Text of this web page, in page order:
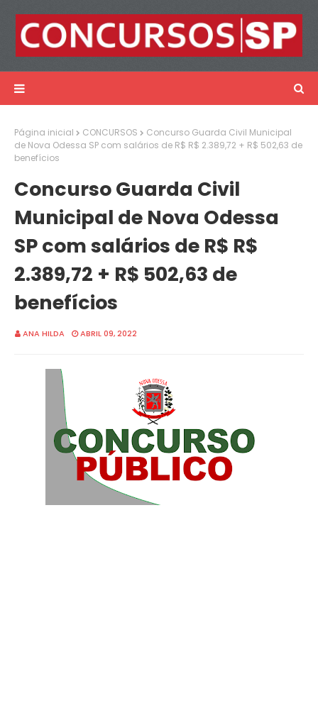
Página inicial CONCURSOS
Concurso Guarda Civil Municipal
de Nova Odessa SP com salários de R$ R$ 2.389,72 + R$ 502,63 de
benefícios
Concurso Guarda Civil
Municipal de Nova Odessa
SP com salários de R$ R$
2.389,72 + R$ 502,63 de
benefícios
ANA HILDA ABRIL 09, 2022